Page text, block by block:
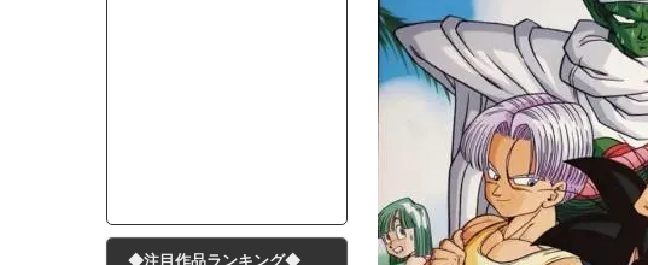
◆注目作品ランキング◆